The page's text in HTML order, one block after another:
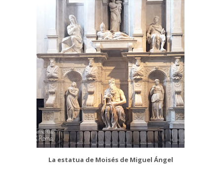
La estatua de Moisés de Miguel Ángel